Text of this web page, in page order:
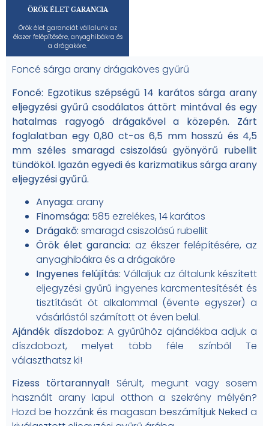
ÖRÖK ÉLET GARANCIA
Örök élet garanciát vállalunk az
ékszer felépítésére, anyaghibákra és
a drágakőre.
Foncé sárga arany drágaköves gyűrű
Foncé: Egzotikus szépségű 14 karátos sárga arany
eljegyzési gyűrű csodálatos áttört mintával és egy
hatalmas ragyogó drágakővel a közepén. Zárt
foglalatban egy 0,80 ct-os 6,5 mm hosszú és 4,5
mm széles smaragd csiszolású gyönyörű rubellit
tündököl. Igazán egyedi és karizmatikus sárga arany
eljegyzési gyűrű.
Anyaga: arany
Finomsága: 585 ezrelékes, 14 karátos
Drágakő: smaragd csiszolású rubellit
Örök élet garancia: az ékszer felépítésére, az
anyaghibákra és a drágakőre
Ingyenes felújítás: Vállaljuk az általunk készített
eljegyzési gyűrű ingyenes karcmentesítését és
tisztítását öt alkalommal (évente egyszer) a
vásárlástól számított öt éven belül.
Ajándék díszdoboz:A gyűrűhöz ajándékba adjuk a
díszdobozt, melyet több féle színből Te
választhatsz ki!
Fizess törtarannyal! Sérült, megunt vagy sosem
használt arany lapul otthon a szekrény mélyén?
Hozd be hozzánk és magasan beszámítjuk Neked a